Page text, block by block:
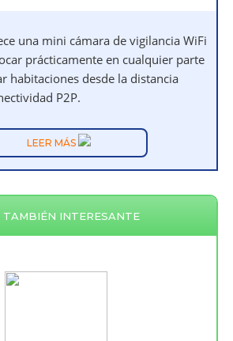
una mini cámara de vigilancia WiFi
prácticamente en cualquier parte
habitaciones desde la distancia
P2P.
LEER MÁS
TAMBIÉN INTERESANTE